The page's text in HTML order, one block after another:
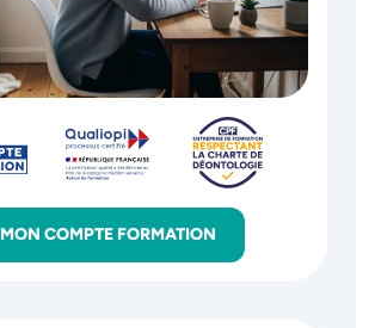
MON COMPTE FORMATION